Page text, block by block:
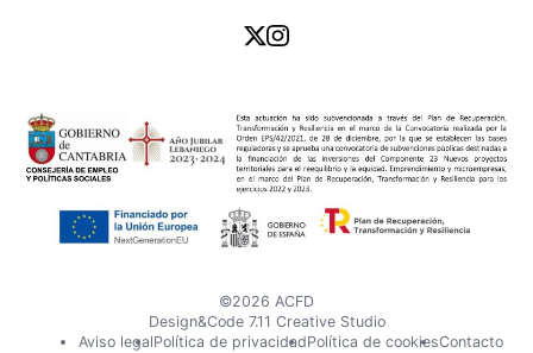
Visita
perfil
en
X
Visita
perfil
en
Instagram
©2026 ACFD
Design&Code 7.11 Creative Studio
Pie
Aviso legalPolítica de privacidadPolítica de cookiesContacto